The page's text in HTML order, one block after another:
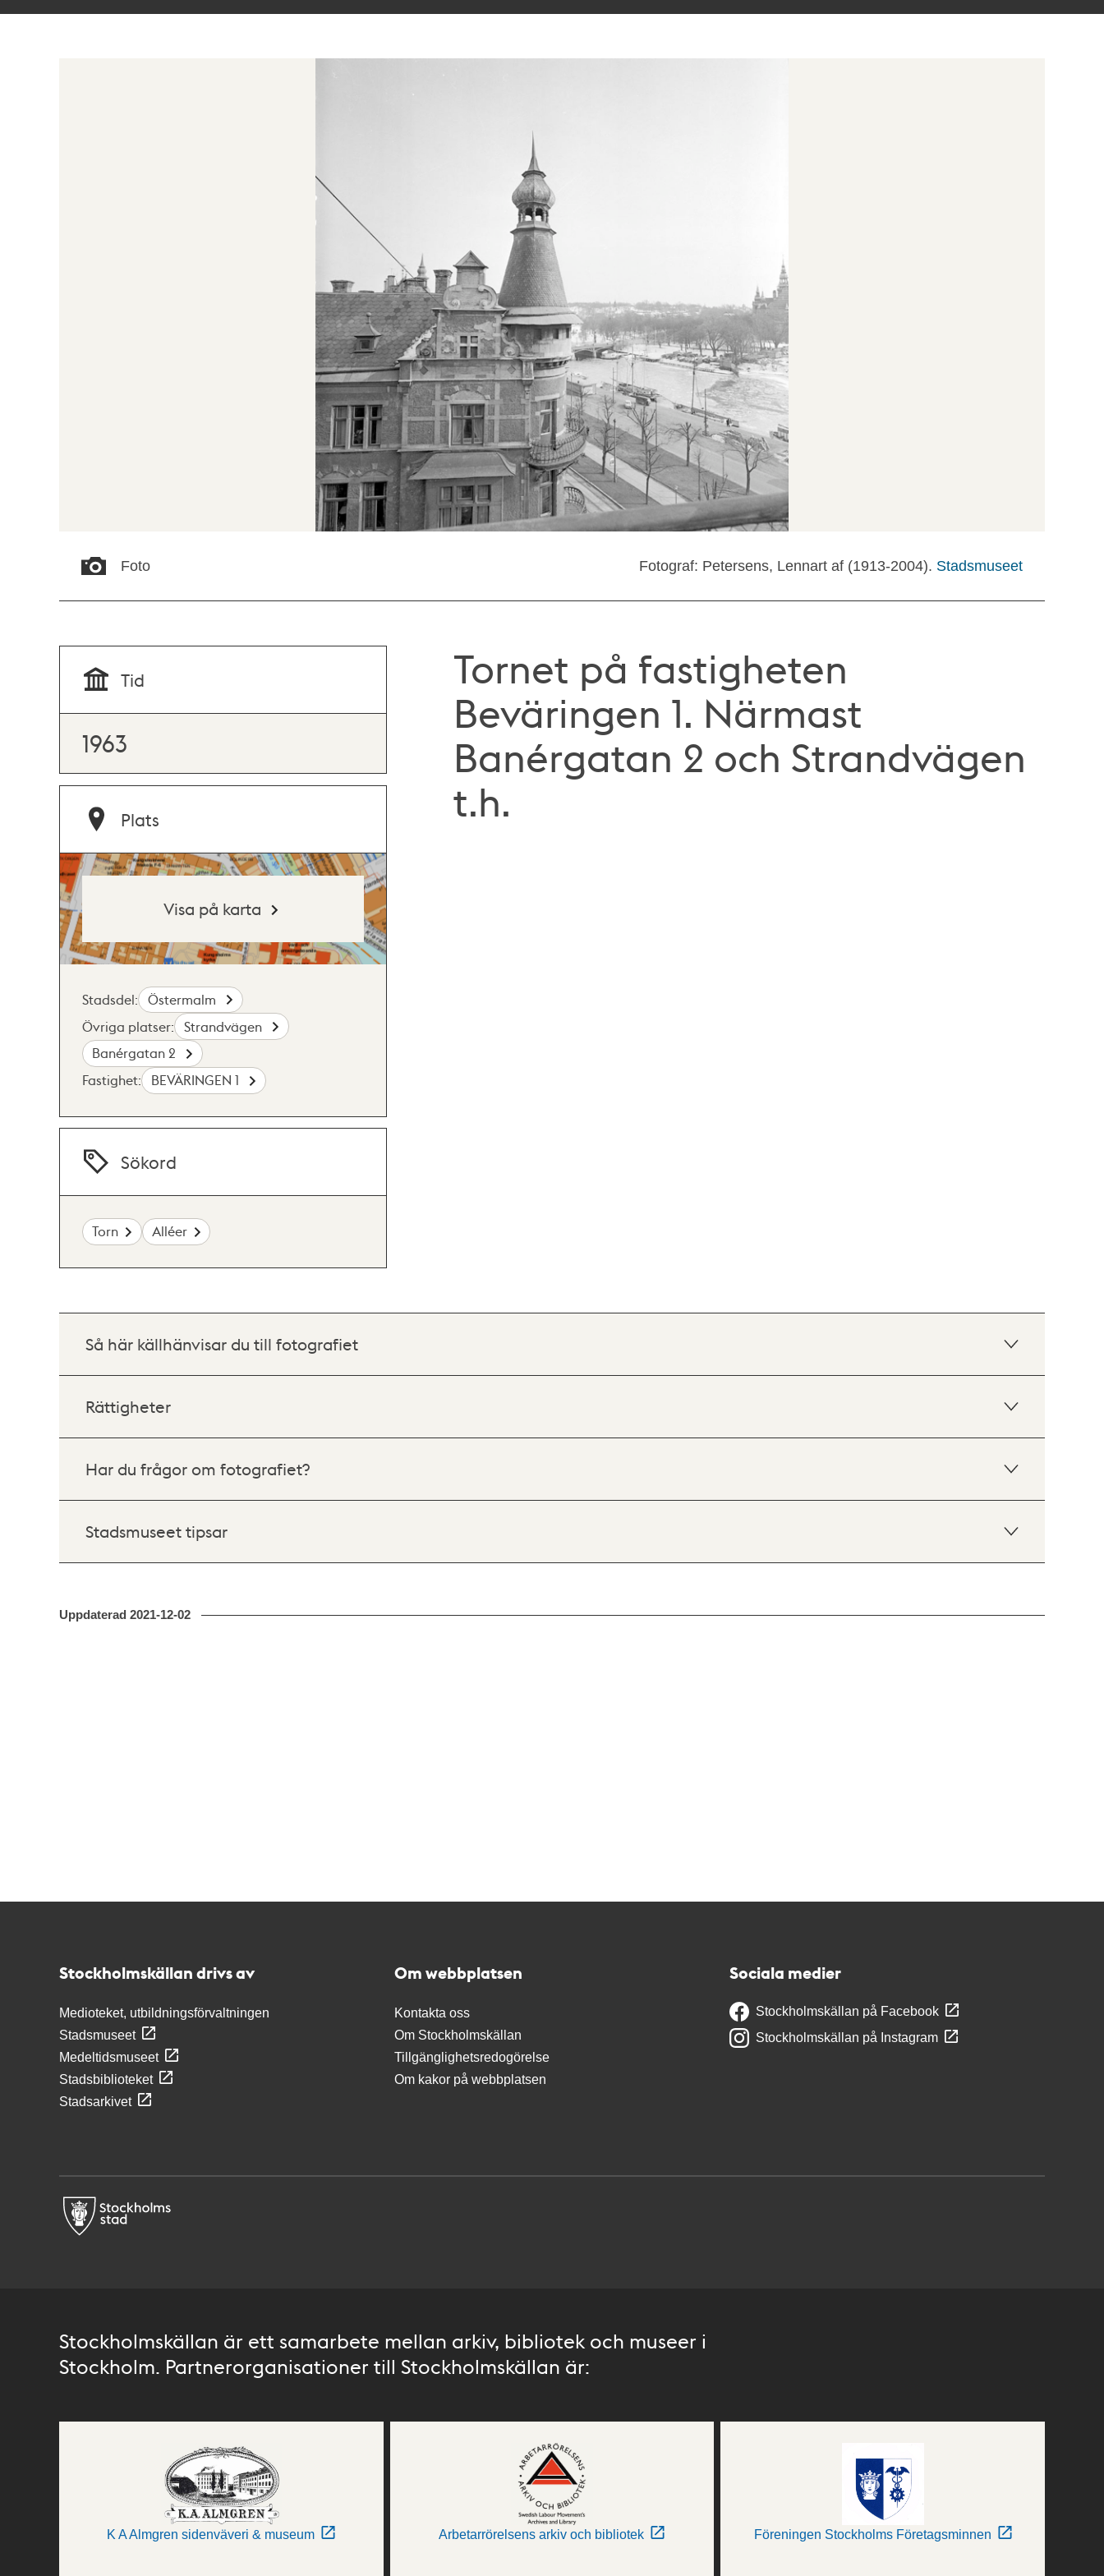
Foto Fotograf: Petersens, Lennart af (1913-2004). Stadsmuseet
Tornet på fastigheten
Beväringen 1. Närmast
Banérgatan 2 och Strandvägen
t.h.
Tid
1963
Plats
Visa på karta
Stadsdel:
Östermalm
Övriga platser:
Strandvägen
Banérgatan 2
Fastighet:
BEVÄRINGEN 1
Sökord
Torn Alléer
Så här källhänvisar du till fotografiet
Rättigheter
Har du frågor om fotografiet?
Stadsmuseet tipsar
Uppdaterad 2021-12-02
Stockholmskällan drivs av
Medioteket, utbildningsförvaltningen
Stadsmuseet
Medeltidsmuseet
Stadsbiblioteket
Stadsarkivet
Om webbplatsen
Kontakta oss
Om Stockholmskällan
Tillgänglighetsredogörelse
Om kakor på webbplatsen
Sociala medier
Stockholmskällan på Facebook
Stockholmskällan på Instagram
Stockholmskällan är ett samarbete mellan arkiv, bibliotek och museer i
Stockholm. Partnerorganisationer till Stockholmskällan är:
K A Almgren sidenväveri & museum Arbetarrörelsens arkiv och bibliotek Föreningen Stockholms Företagsminnen